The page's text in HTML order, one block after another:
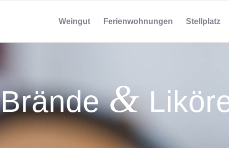
Weingut Ferienwohnungen Stellplatz
Brände&